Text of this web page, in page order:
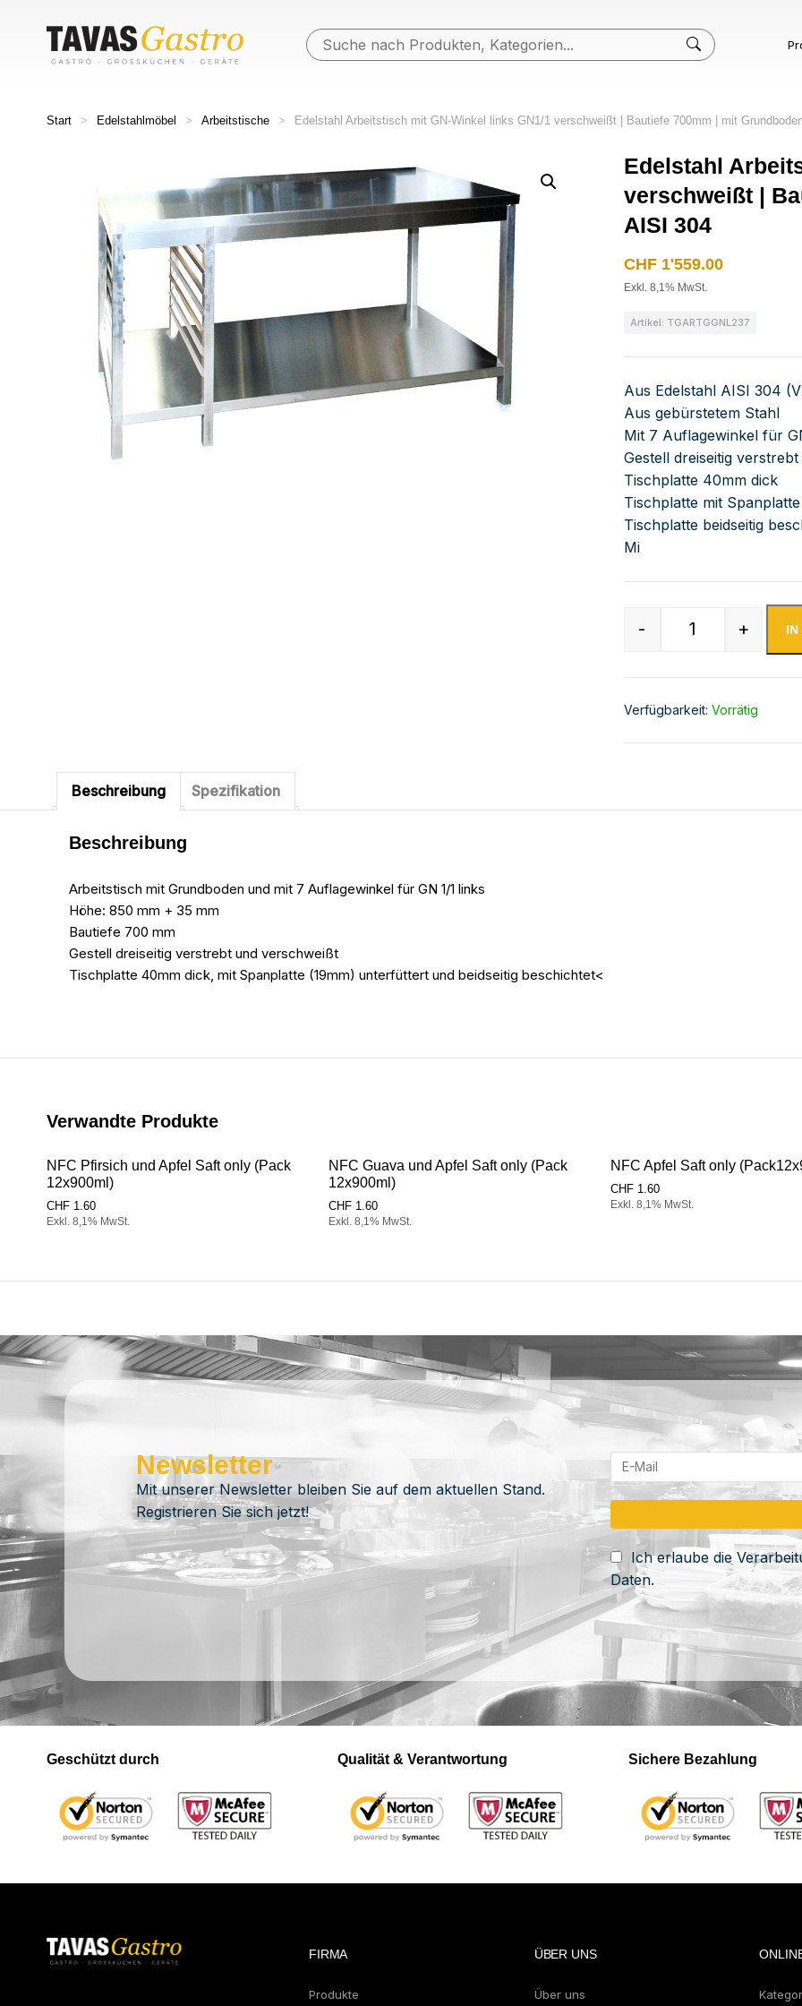
Start > Edelstahlmöbel > Arbeitstische > Edelstahl Arbeitstisch mit GN-Winkel links GN1/1 verschweißt | Bautiefe 700mm | mit
Edelstahl
verschweißt |
AISI 304
CHF1'559.00
Exkl. 8,1% MwSt.
Artikel: TGARTGGNL237
Aus Edelstahl AISI 304
Aus gebürstetem Stahl
Mit 7 Auflagewinkel für
Gestell dreiseitig
Tischplatte 40mm dick
Tischplatte mit
Tischplatte beidseitig
Mi
Edelstahl
- + IN
Verfügbarkeit: Vorrätig
Beschreibung Spezifikation
Beschreibung
Arbeitstisch mit Grundboden und mit 7 Auflagewinkel für GN 1/1 links
Höhe: 850 mm + 35 mm
Bautiefe 700 mm
Gestell dreiseitig verstrebt und verschweißt
Tischplatte 40mm dick, mit Spanplatte (19mm) unterfüttert und beidseitig beschichtet<
Verwandte Produkte
NFC Pfirsich und Apfel Saft only (Pack
12x900ml)
CHF 1.60
Exkl. 8,1% MwSt.
NFC Guava und Apfel Saft only (Pack
12x900ml)
CHF 1.60
Exkl. 8,1% MwSt.
NFC Apfel Saft only
CHF 1.60
Exkl. 8,1% MwSt.
Newsletter
Mit unserer Newsletter bleiben Sie auf dem aktuellen Stand.
Registrieren Sie sich jetzt!
Ich erlaube die
Daten.
Geschützt durch Qualität & Verantwortung Sichere Bezahlung
FIRMA
Produkte
ÜBER UNS
Über uns